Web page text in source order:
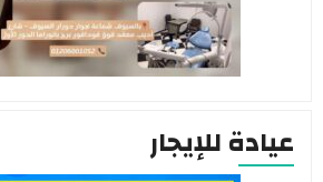
عيادة للإيجار